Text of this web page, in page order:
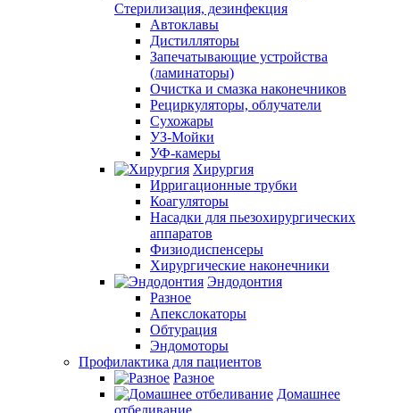
Стерилизация, дезинфекция
Автоклавы
Дистилляторы
Запечатывающие устройства
(ламинаторы)
Очистка и смазка наконечников
Рециркуляторы, облучатели
Сухожары
УЗ-Мойки
УФ-камеры
Хирургия
Ирригационные трубки
Коагуляторы
Насадки для пьезохирургических
аппаратов
Физиодиспенсеры
Хирургические наконечники
Эндодонтия
Разное
Апекслокаторы
Обтурация
Эндомоторы
Профилактика для пациентов
Разное
Домашнее
отбеливание